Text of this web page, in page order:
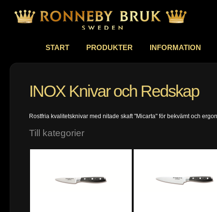
START PRODUKTER INFORMATION
INOX Knivar och Redskap
Rostfria kvalitetsknivar med nitade skaft "Micarta" för bekvämt och
Till kategorier